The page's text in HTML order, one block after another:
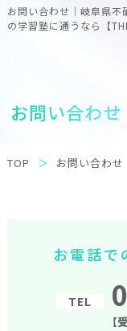
お問い合わせ｜岐阜県不
の学習塾に通うなら【
お問い合わせ
TOP お問い合わせ
お電話で
TEL
【